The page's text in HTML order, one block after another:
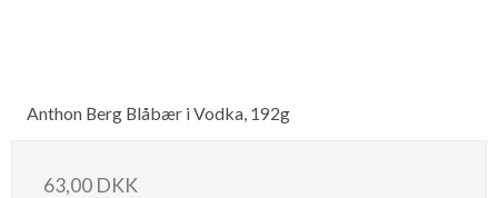
Anthon Berg Blåbær i Vodka, 192g
63,00 DKK